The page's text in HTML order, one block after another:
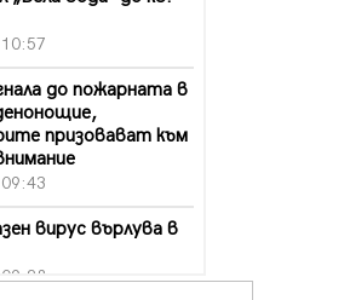
до пожарната в
призовават към
вирус върлува в